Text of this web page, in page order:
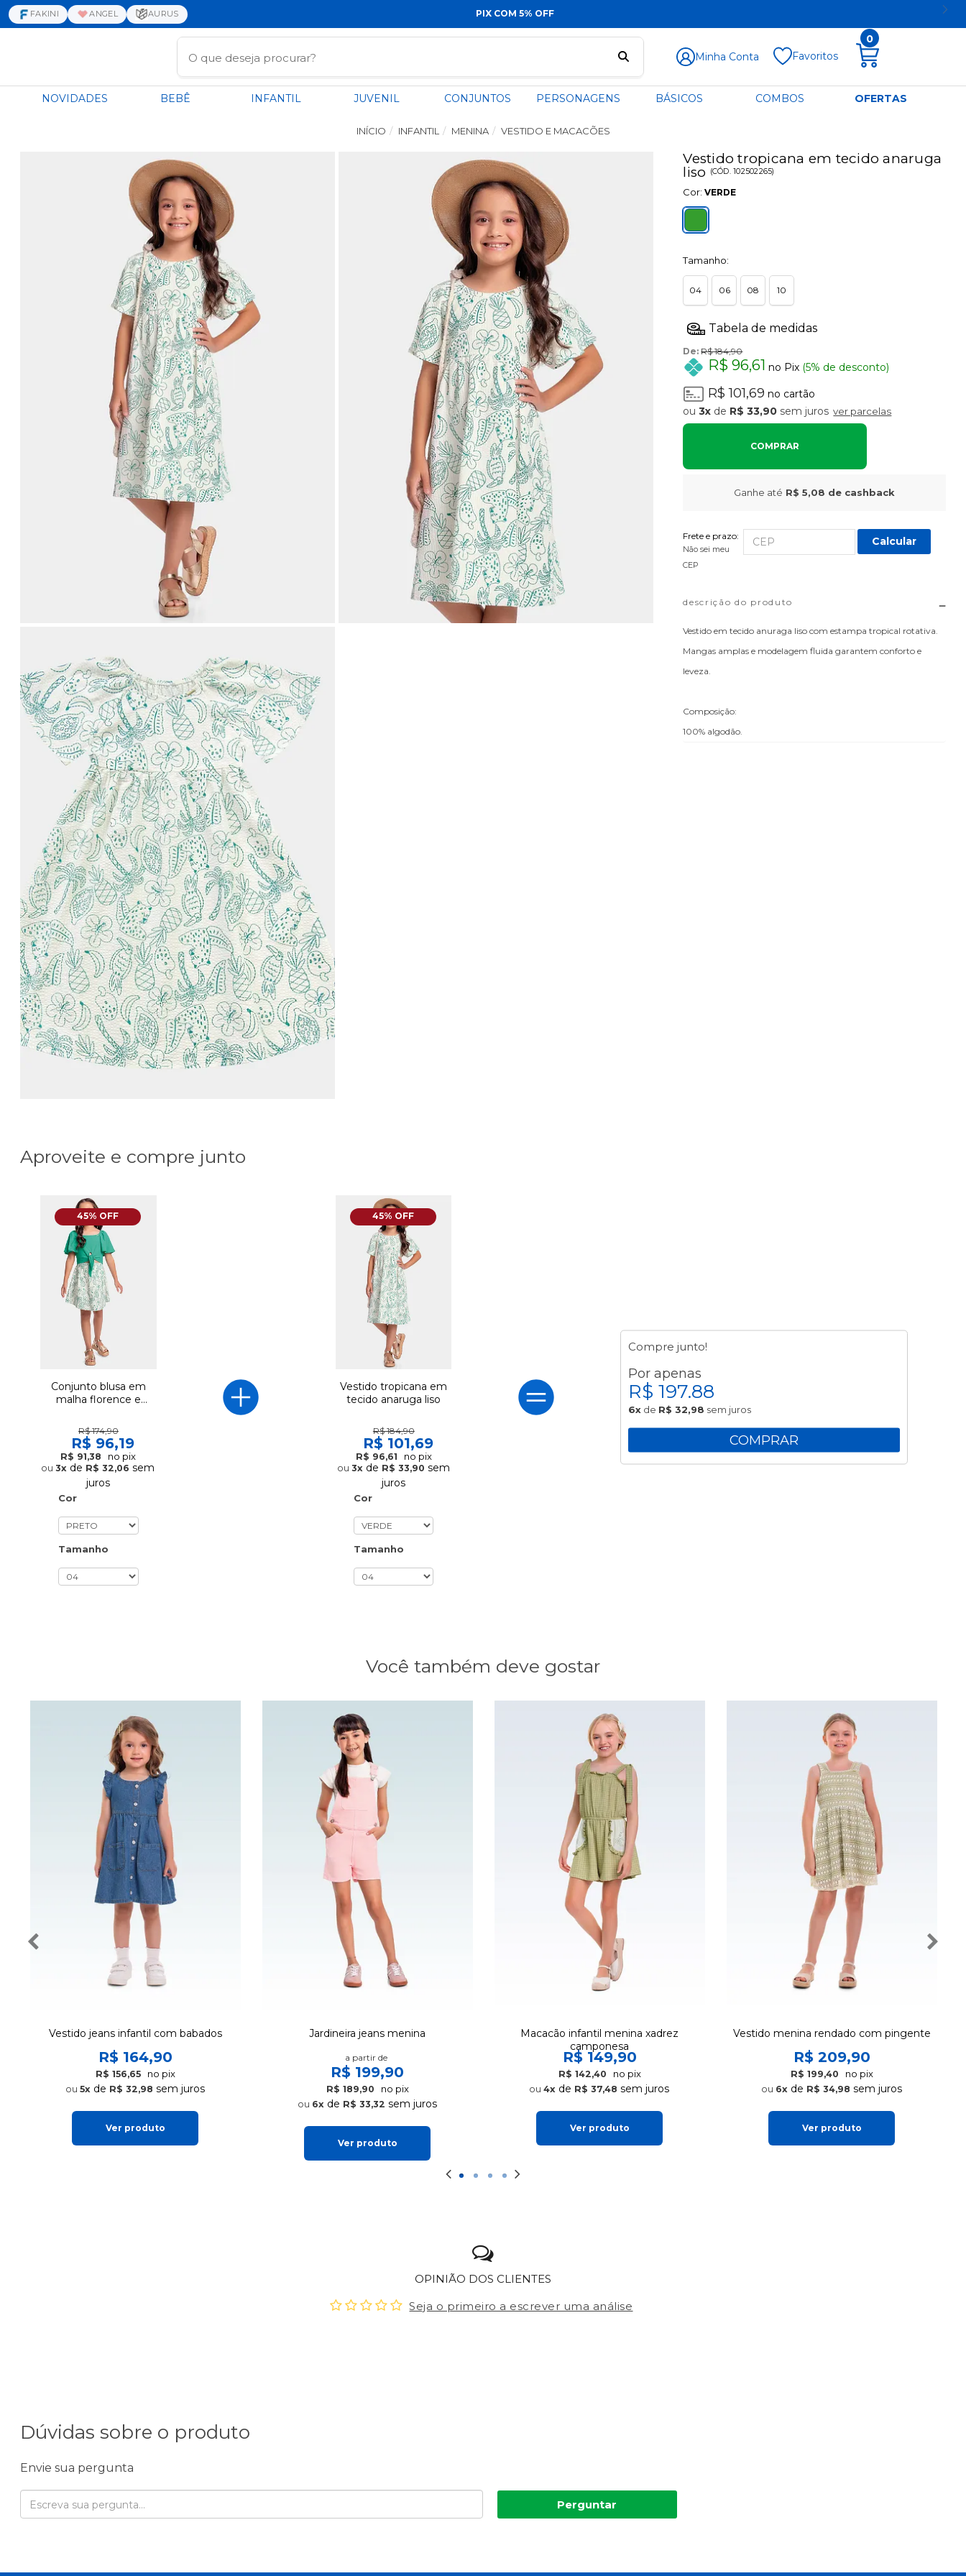
FAKINI ANGEL AURUS PIX COM 5% OFF
Minha Conta Favoritos
0
NOVIDADES BEBÊ INFANTIL JUVENIL CONJUNTOS PERSONAGENS BÁSICOS COMBOS OFERTAS
INÍCIO INFANTIL MENINA VESTIDO E MACACÕES
Vestido tropicana em tecido anaruga
liso
(CÓD.102502265)
Cor:VERDE
Tamanho:
04 06 08 10
De:R$ 184,90
R$ 96,61 no Pix (5% de desconto)
R$ 101,69 no cartão
3x de R$ 33,90 sem juros ver parcelas
COMPRAR
Ganhe até R$ 5,08 de cashback
Frete e prazo:
Não sei meu
CEP
Calcular
descrição do produto
Vestido em tecido anuraga liso com estampa tropical rotativa.
Mangas amplas e modelagem fluida garantem conforto e
leveza.
Composição:
100% algodão.
Aproveite e compre junto
45% OFF
Conjunto blusa em
malha florence e
anaruga liso
R$ 174,90
R$ 96,19
R$ 91,38 no pix
3x de R$ 32,06 sem
juros
Cor
Tamanho
45% OFF
Vestido tropicana em
tecido anaruga liso
R$ 184,90
R$ 101,69
R$ 96,61 no pix
3x de R$ 33,90 sem
juros
Cor
Tamanho
Compre junto!
Por apenas
R$ 197.88
6x de R$ 32,98 sem juros
COMPRAR
Você também deve gostar
Vestido jeans infantil com babados
R$ 164,90
R$ 156,65 no pix
5xde R$ 32,98 sem juros
Ver produto
Jardineira jeans menina
a partir de
R$ 199,90
R$ 189,90 no pix
6xde R$ 33,32 sem juros
Ver produto
Macacão infantil menina xadrez
camponesa
R$ 149,90
R$ 142,40 no pix
4x de R$ 37,48 sem juros
Ver produto
Vestido menina rendado com pingente
R$ 209,90
R$ 199,40 no pix
6xde R$ 34,98 sem juros
Ver produto
OPINIÃO DOS CLIENTES
Seja o primeiro a escrever uma análise
Dúvidas sobre o produto
Envie sua pergunta
Perguntar